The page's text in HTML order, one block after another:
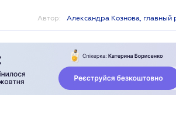
Автор: Александра Кознова, главный